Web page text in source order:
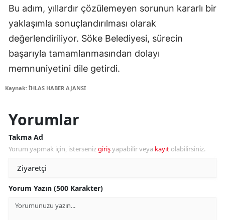
Bu adım, yıllardır çözülemeyen sorunun kararlı bir
yaklaşımla sonuçlandırılması olarak
değerlendiriliyor. Söke Belediyesi, sürecin
başarıyla tamamlanmasından dolayı
memnuniyetini dile getirdi.
Kaynak: İHLAS HABER AJANSI
Yorumlar
Takma Ad
Yorum yapmak için, istersenizgirişyapabilir veya kayıt olabilirsiniz.
Yorum Yazın (500 Karakter)